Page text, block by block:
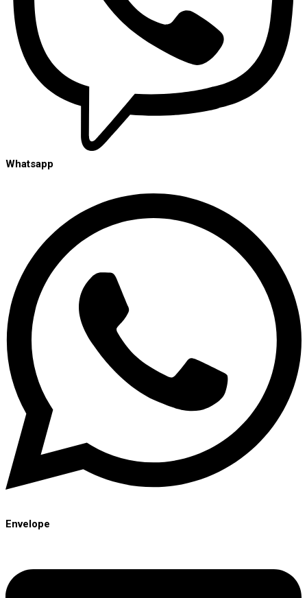
Whatsapp
Envelope